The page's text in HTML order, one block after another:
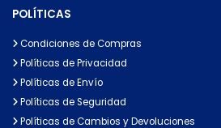
POLÍTICAS
Condiciones de Compras
Políticas de Privacidad
Políticas de Envío
Políticas de Seguridad
Políticas de Cambios y Devoluciones